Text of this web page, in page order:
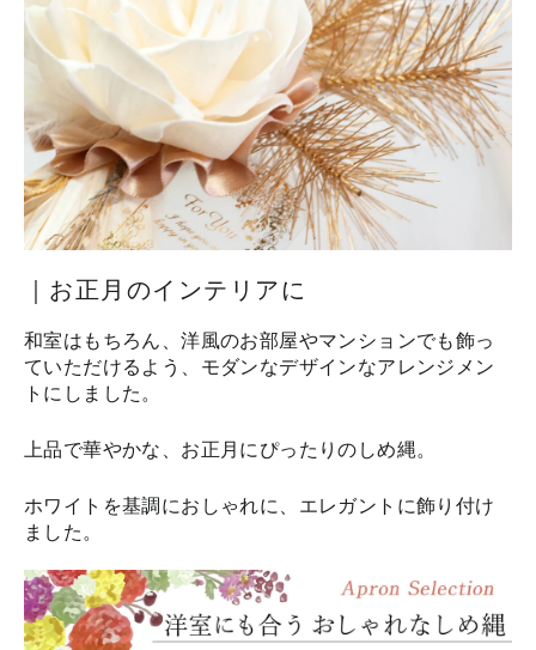
｜お正月のインテリアに
和室はもちろん、洋風のお部屋やマンションでも飾っ
ていただけるよう、モダンなデザインなアレンジメン
トにしました。
上品で華やかな、お正月にぴったりのしめ縄。
ホワイトを基調におしゃれに、エレガントに飾り付け
ました。